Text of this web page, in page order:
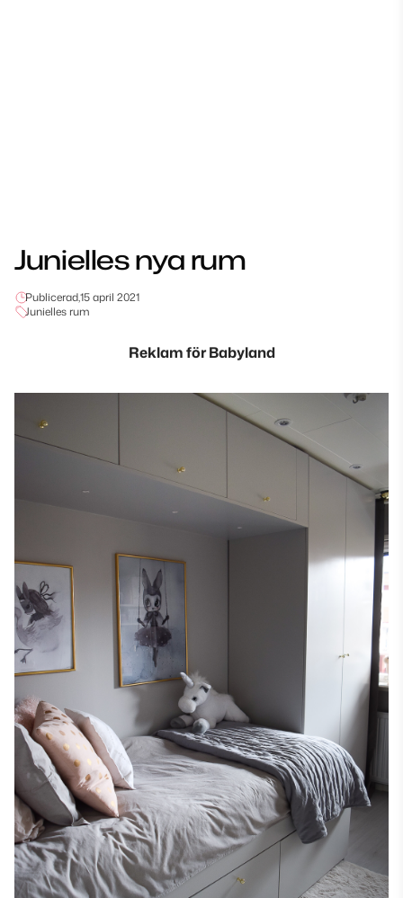
Junielles nya rum
Publicerad,15 april 2021
Junielles rum
Reklam för Babyland